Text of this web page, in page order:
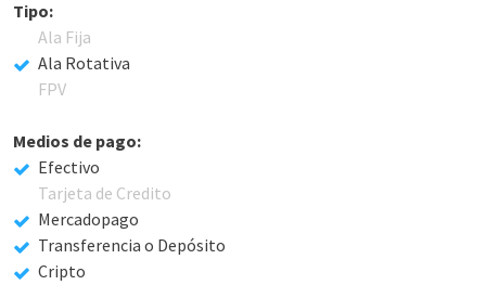
Tipo:
Ala Fija
Ala Rotativa
FPV
Medios de pago:
Efectivo
Tarjeta de Credito
Mercadopago
Transferencia o Depósito
Cripto